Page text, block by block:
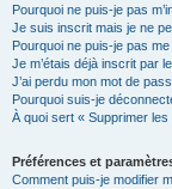
Pourquoi ne puis-je pas
Je suis inscrit mais je ne
Pourquoi ne puis-je pas
Je m’étais déjà inscrit par
J’ai perdu mon mot de
Pourquoi suis-je
À quoi sert « Supprimer
Préférences et
Comment puis-je modifier